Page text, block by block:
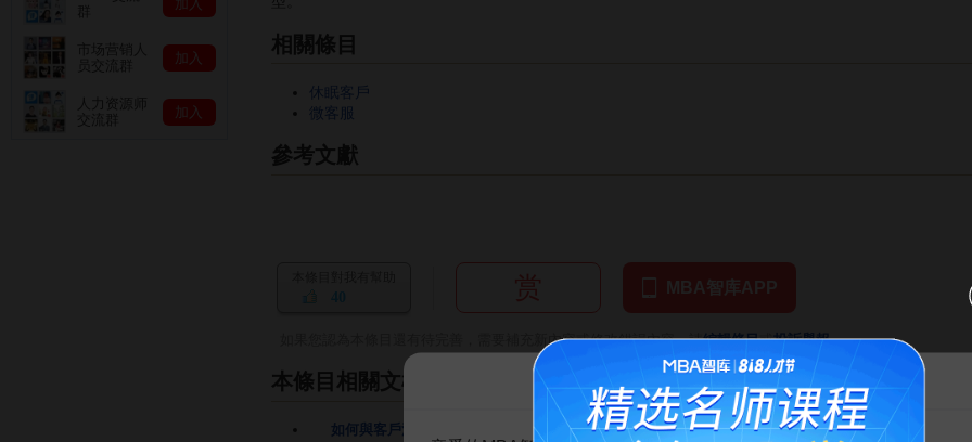
相關條目
休眠客戶
微客服
參考文獻
40
如果您認為本條目還有待完善，需要補充新內容或修改錯誤內容，請編輯條目或投訴舉報。
本條目相關文檔
如何與客戶溝通
加入
加入
加入
告MBA智库百科用户的一封信